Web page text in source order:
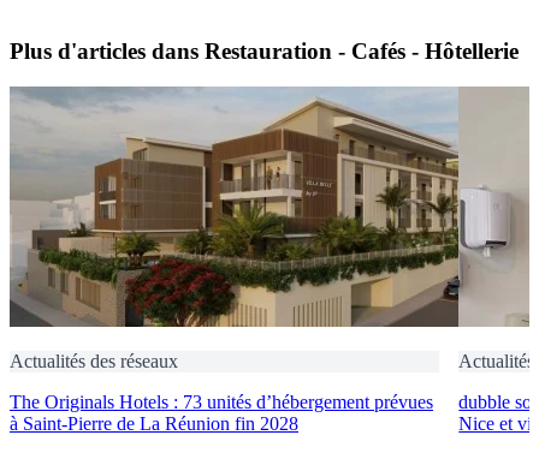
Plus d'articles dans Restauration - Cafés - Hôtellerie
Actualités des réseaux
The Originals Hotels : 73 unités d’hébergement prévues
à Saint-Pierre de La Réunion fin 2028
Actualités
dubble
Nice et